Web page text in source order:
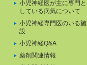
小児神経医が主に専門と
している病気について
小児神経専門医のいる施
設
小児神経Q&A
薬剤関連情報